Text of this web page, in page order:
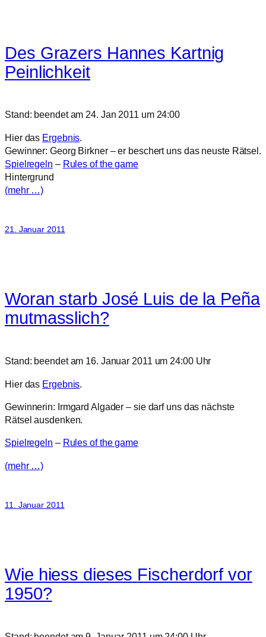
Des Grazers Hannes Kartnig
Peinlichkeit
Stand: beendet am 24. Jan 2011 um 24:00
Hier das Ergebnis.
Gewinner: Georg Birkner – er beschert uns das neuste Rätsel.
Spielregeln – Rules of the game
Hintergrund
(mehr …)
21. Januar 2011
Woran starb José Luis de la Peña
mutmasslich?
Stand: beendet am 16. Januar 2011 um 24:00 Uhr
Hier das Ergebnis.
Gewinnerin: Irmgard Algader – sie darf uns das nächste
Rätsel ausdenken.
Spielregeln – Rules of the game
(mehr …)
11. Januar 2011
Wie hiess dieses Fischerdorf vor
1950?